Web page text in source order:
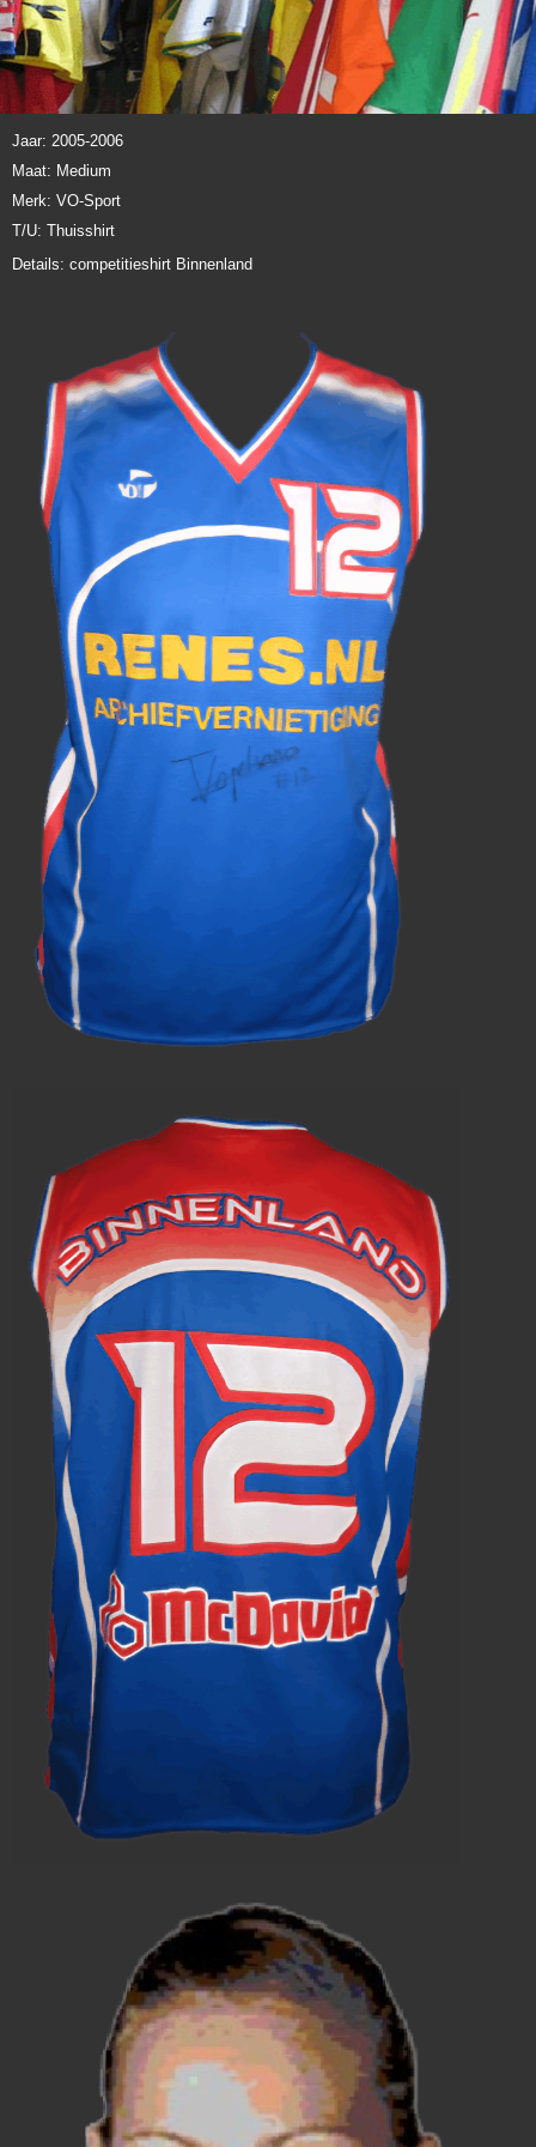
Jaar: 2005-2006
Maat: Medium
Merk: VO-Sport
T/U: Thuisshirt
Details: competitieshirt Binnenland